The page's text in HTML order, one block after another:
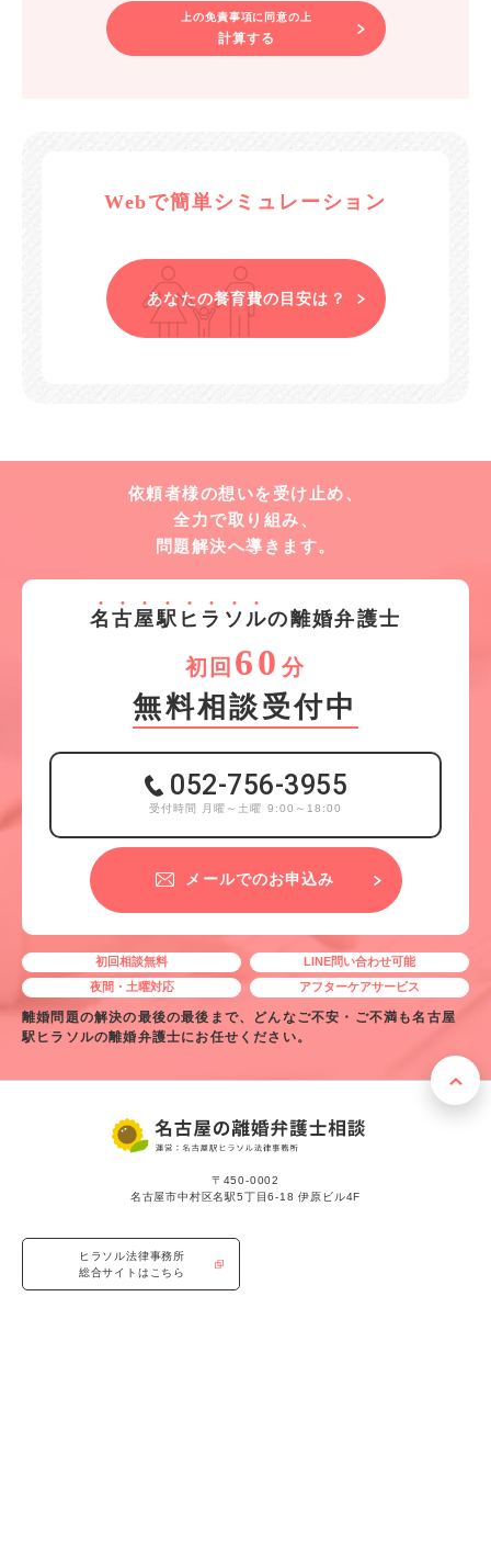
上の免責事項に同意の上
計算する
Webで簡単シミュレーション
あなたの養育費の目安は？
依頼者様の想いを受け止め、
全力で取り組み、
問題解決へ導きます。
名 古屋駅 ヒ ラ ソルの離婚弁護士
初回 60 分
無料相談受付中
052-756-3955
受付時間 月曜～土曜 9:00～18:00
メールでのお申込み
初回相談無料
LINE問い合わせ可能
夜間・土曜対応
アフターケアサービス
離婚問題の解決の最後の最後まで、どんなご不安・ご不満も名古屋
駅ヒラソルの離婚弁護士にお任せください。
〒450-0002
名古屋市中村区名駅5丁目6-18 伊原ビル4F
ヒラソル法律事務所
総合サイトはこちら